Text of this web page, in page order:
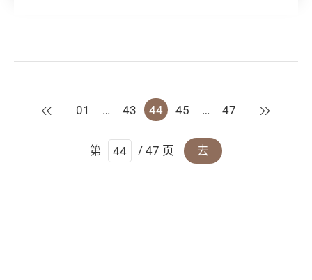
上一页
01 … 43 44 45 … 47 下一页
第 / 47 页 去